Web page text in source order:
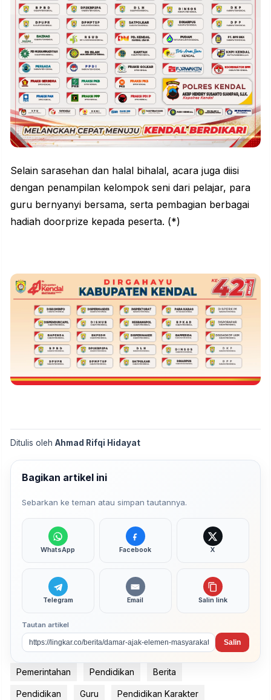
Selain sarasehan dan halal bihalal, acara juga diisi
dengan penampilan kelompok seni dari pelajar, para
guru bernyanyi bersama, serta pembagian berbagai
hadiah doorprize kepada peserta. (*)
Ditulis oleh Ahmad Rifqi Hidayat
Bagikan artikel ini
Sebarkan ke teman atau simpan tautannya.
WhatsApp Facebook X
Telegram Email Salin link
Tautan artikel
Salin
Pemerintahan Pendidikan Berita
Pendidikan Guru Pendidikan Karakter